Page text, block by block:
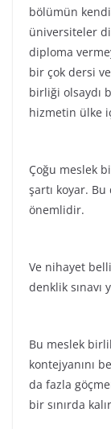
bölümün
üniversiteler
diploma
bir çok dersi
birliği olsaydı
hizmetin ülke
Çoğu meslek
şartı koyar.
önemlidir.
Ve nihayet
denklik sınavı
Bu meslek
kontejyanını
da fazla
bir sınırda